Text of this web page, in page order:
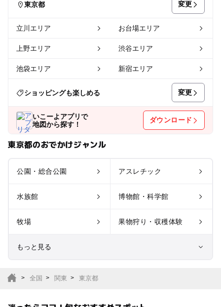
東京都 変更
立川エリア お台場エリア
上野エリア 渋谷エリア
池袋エリア 新宿エリア
ショッピングも楽しめる 変更
いこーよアプリで
地図から探す！
ダウンロード
東京都のおでかけジャンル
公園・総合公園 アスレチック
水族館 博物館・科学館
牧場 果物狩り・収穫体験
もっと見る
全国 関東 東京都